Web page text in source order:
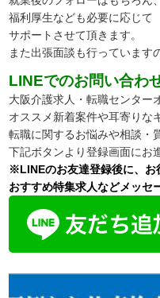
福利厚生なども必要に応じて
サポートさせて頂きます。
また出張面談も行っています
LINEでのお問い合わ
大阪介護求人・転職センター
オススメ新着案件や耳寄りな
転職に関するお悩みや相談・
下記ボタンより登録画面にお
※LINEのお友達登録後に、お
おすすめ特集求人などメッセ